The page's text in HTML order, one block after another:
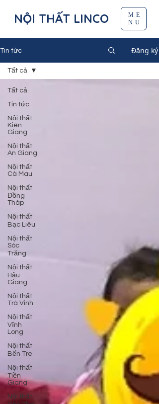
NỘI THẤT LINCO
ME
NU
Tin tức Đăng ký
Tất cả
Tin tức
Nội thất
Kiên
Giang
Nội thất
An Giang
Nội thất
Cà Mau
Nội thất
Đồng
Tháp
Nội thất
Bạc Liêu
Nội thất
Sóc
Trăng
Nội thất
Hậu
Giang
Nội thất
Trà Vinh
Nội thất
Vĩnh
Long
Nội thất
Bến Tre
Nội thất
Tiền
Giang
Nội thất
Tất cả